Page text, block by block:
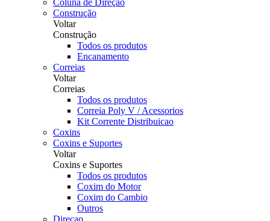
Coluna de Direção
Construção
Voltar
Construção
Todos os produtos
Encanamento
Correias
Voltar
Correias
Todos os produtos
Correia Poly V / Acessorios
Kit Corrente Distribuicao
Coxins
Coxins e Suportes
Voltar
Coxins e Suportes
Todos os produtos
Coxim do Motor
Coxim do Cambio
Outros
Direcao